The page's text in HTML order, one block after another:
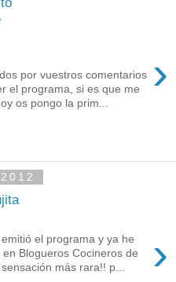
›
por vuestros comentarios
el programa, si es que me
os pongo la prim...
›
el programa y ya he
Blogueros Cocineros de
más rara!! p...